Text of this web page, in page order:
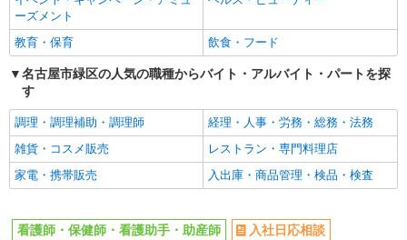
ーズメント
教育・保育 飲食・フード
名古屋市緑区の人気の職種からバイト・アルバイト・パートを探
す
調理・調理補助・調理師
経理・人事・労務・総務・法務
雑貨・コスメ販売
レストラン・専門料理店
家電・携帯販売
入出庫・商品管理・検品・検査
看護師・保健師・看護助手・助産師
入社日応相談